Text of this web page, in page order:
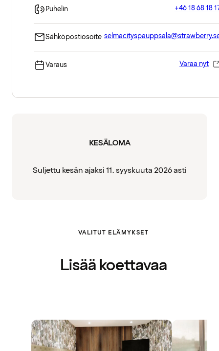
Puhelin +46 18 68 18
Sähköpostiosoite
Varaus Varaa nyt
KESÄLOMA
Suljettu kesän ajaksi 11. syyskuuta 2026 asti
VALITUT ELÄMYKSET
Lisää koettavaa